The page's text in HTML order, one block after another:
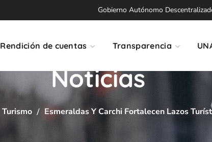
Gobierno Autónomo
Rendición de cuentas Transparencia
Noticias
Turismo Esmeraldas Y Carchi Fortalecen Lazos